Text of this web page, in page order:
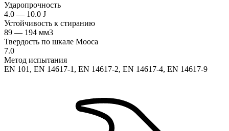
Ударопрочность
4.0 — 10.0 J
Устойчивость к стиранию
89 — 194 мм3
Твердость по шкале Мооса
7.0
Метод испытания
EN 101, EN 14617-1, EN 14617-2, EN 14617-4, EN 14617-9